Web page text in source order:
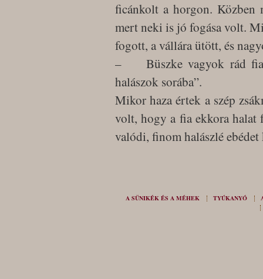
ficánkolt a horgon. Közben
mert neki is jó fogása volt.
fogott, a vállára ütött, és
– Büszke vagyok rád
halászok sorába”.
Mikor haza értek a szép
volt, hogy a fia ekkora halat
valódi, finom halászlé
A SÜNIKÉK ÉS A MÉHEK TYÚKANYÓ